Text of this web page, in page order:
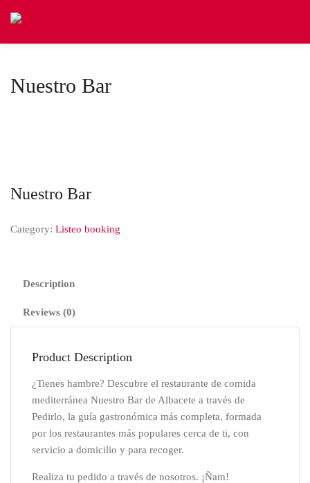
Nuestro Bar
Nuestro Bar
Category: Listeo booking
Description
Reviews (0)
Product Description
¿Tienes hambre? Descubre el restaurante de comida
mediterránea Nuestro Bar de Albacete a través de
Pedirlo, la guía gastronómica más completa, formada
por los restaurantes más populares cerca de ti, con
servicio a domicilio y para recoger.
Realiza tu pedido a través de nosotros. ¡Ñam!